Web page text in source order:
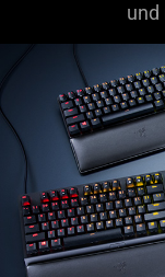
und